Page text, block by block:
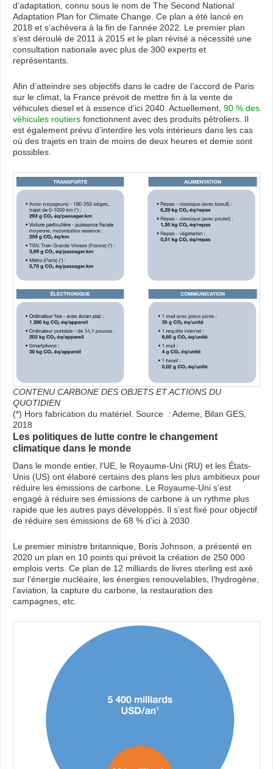
d’adaptation, connu sous le nom de The Second National
Adaptation Plan for Climate Change. Ce plan a été lancé en
2018 et s’achèvera à la fin de l’année 2022. Le premier plan
s’est déroulé de 2011 à 2015 et le plan révisé a nécessité une
consultation nationale avec plus de 300 experts et
représentants.
Afin d’atteindre ses objectifs dans le cadre de l’accord de Paris
sur le climat, la France prévoit de mettre fin à la vente de
véhicules diesel et à essence d’ici 2040. Actuellement, 90 % des
véhicules routiers fonctionnent avec des produits pétroliers. Il
est également prévu d’interdire les vols intérieurs dans les cas
où des trajets en train de moins de deux heures et demie sont
possibles.
CONTENU CARBONE DES OBJETS ET ACTIONS DU
QUOTIDIEN
(*) Hors fabrication du matériel. Source : Ademe, Bilan GES,
2018
Les politiques de lutte contre le changement
climatique dans le monde
Dans le monde entier, l’UE, le Royaume-Uni (RU) et les États-
Unis (US) ont élaboré certains des plans les plus ambitieux pour
réduire les émissions de carbone. Le Royaume-Uni s’est
engagé à réduire ses émissions de carbone à un rythme plus
rapide que les autres pays développés. Il s’est fixé pour objectif
de réduire ses émissions de 68 % d’ici à 2030.
Le premier ministre britannique, Boris Johnson, a présenté en
2020 un plan en 10 points qui prévoit la création de 250 000
emplois verts. Ce plan de 12 milliards de livres sterling est axé
sur l’énergie nucléaire, les énergies renouvelables, l’hydrogène,
l’aviation, la capture du carbone, la restauration des
campagnes, etc.